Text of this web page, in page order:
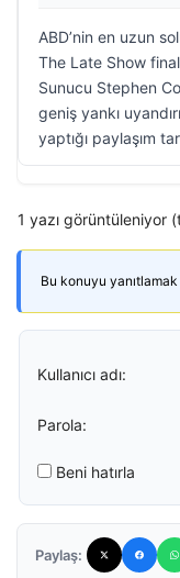
ABD’nin en uzun
The Late Show
Sunucu Stephen
geniş yankı
yaptığı paylaşım
1 yazı görüntüleniyor
Bu konuyu yanıtlamak
Kullanıcı adı:
Parola:
Beni hatırla
Paylaş: